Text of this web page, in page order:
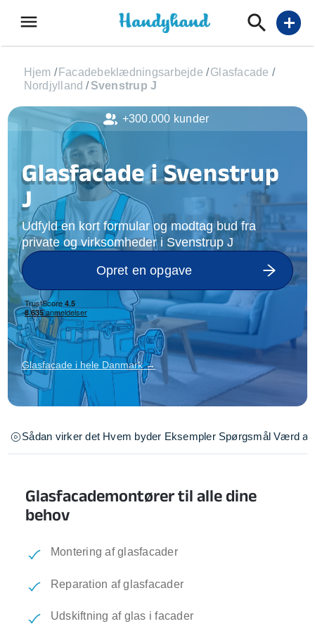
menu add
Hjem / Facadebeklædningsarbejde /Glasfacade /
Nordjylland /Svenstrup J
Glasfacade i Svenstrup
J
Udfyld en kort formular og modtag bud fra
private og virksomheder i Svenstrup J
Opret en opgave
Glasfacade i hele Danmark →
Sådan virker det Hvem byder Eksempler Spørgsmål Værd at
Glasfacademontører til alle dine
behov
Montering af glasfacader
Reparation af glasfacader
Udskiftning af glas i facader
+300.000 kunder